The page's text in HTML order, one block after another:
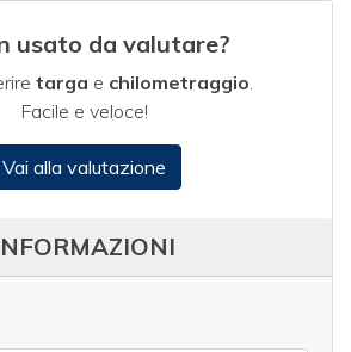
usato da valutare?
targa e chilometraggio
Facile e veloce!
Vai alla valutazione